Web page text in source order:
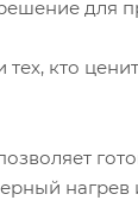
для
кто
нагрев